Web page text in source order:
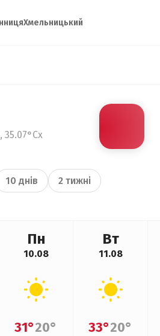
Хмельницький
35.07°Сх
10 днів 2 тижні
Пн
10.08
31°20°
Вт
11.08
33°20°